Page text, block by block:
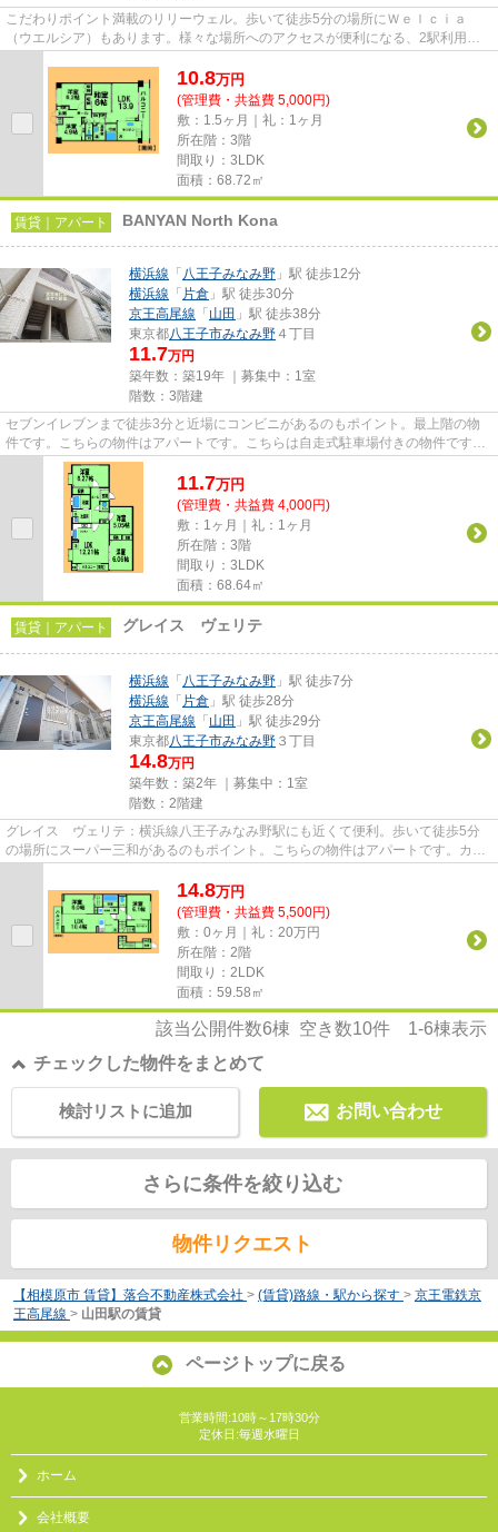
こだわりポイント満載のリリーウェル。歩いて徒歩5分の場所にＷｅｌｃｉａ
（ウエルシア）もあります。様々な場所へのアクセスが便利になる、2駅利用可
10.8万円
(管理費・共益費 5,000円)
敷：1.5ヶ月｜礼：1ヶ月
所在階：3階
間取り：3LDK
面積：68.72㎡
賃貸｜アパート BANYAN North Kona
横浜線 「 八王子みなみ野 」駅 徒歩12分
横浜線 「 片倉 」駅 徒歩30分
京王高尾線 「 山田 」駅 徒歩38分
東京都八王子市みなみ野 ４丁目
11.7万円
築年数：築19年 ｜募集中： 1室
階数：3階建
セブンイレブンまで徒歩3分と近場にコンビニがあるのもポイント。最上階の物
件です。こちらの物件はアパートです。こちらは自走式駐車場付きの物件です。
できるだけ早めに不動産情報を...
11.7万円
(管理費・共益費 4,000円)
敷：1ヶ月｜礼：1ヶ月
所在階：3階
間取り：3LDK
面積：68.64㎡
賃貸｜アパート グレイス ヴェリテ
横浜線 「 八王子みなみ野 」駅 徒歩7分
横浜線 「 片倉 」駅 徒歩28分
京王高尾線 「 山田 」駅 徒歩29分
東京都八王子市みなみ野 ３丁目
14.8万円
築年数：築2年 ｜募集中： 1室
階数：2階建
グレイス ヴェリテ：横浜線八王子みなみ野駅にも近くて便利。歩いて徒歩5分
の場所にスーパー三和があるのもポイント。こちらの物件はアパートです。カー
14.8万円
(管理費・共益費 5,500円)
敷：0ヶ月｜礼：20万円
所在階：2階
間取り：2LDK
面積：59.58㎡
該当公開件数6棟 空き数10件 1-6棟表示
チェックした物件をまとめて
お問い合わせ
検討リストに追加
さらに条件を絞り込む
物件リクエスト
【相模原市 賃貸】落合不動産株式会社 > (賃貸)路線・駅から探す > 京王電鉄京
王高尾線 > 山田駅の賃貸
ページトップに戻る
営業時間:10時～17時30分
定休日:毎週水曜日
ホーム
会社概要